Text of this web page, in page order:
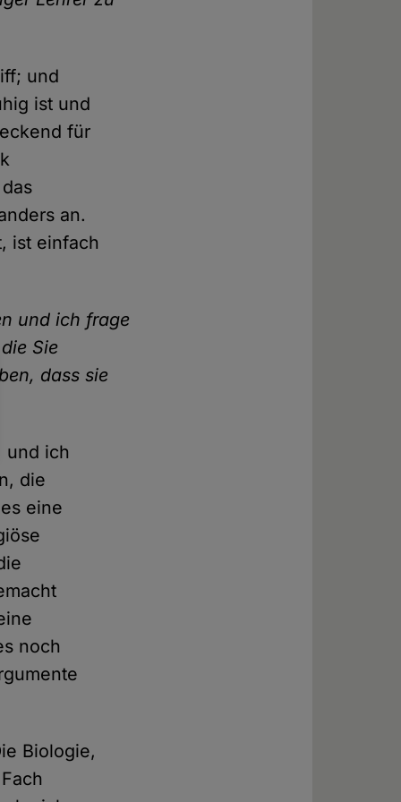
und
ist und
für
an.
ist einfach
und ich frage
Sie
dass sie
und ich
die
eine
noch
Biologie,